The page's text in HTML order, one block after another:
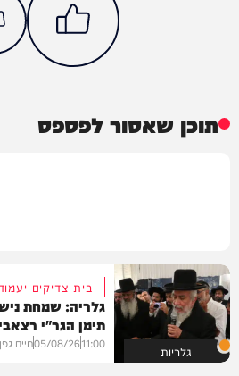
תוכן שאסור לפספס
גלריות
בית צדיקים
גלריה: שמחת
תימן הגר"י
11:00
05/08/26חיים גפן